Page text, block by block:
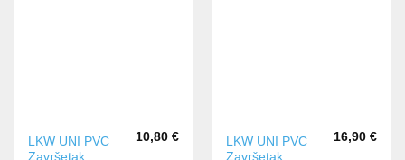
LKW UNI PVC
Završetak
10,80 €
LKW UNI PVC
Završetak
16,90 €